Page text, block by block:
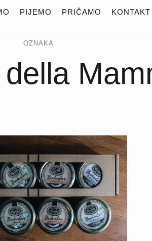
PIJEMO PRIČAMO KONTAKT
OZNAKA